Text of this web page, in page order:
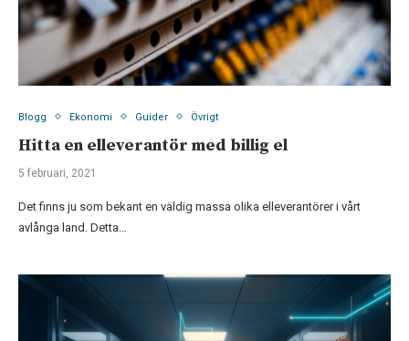
Blogg Ekonomi Guider Övrigt
Hitta en elleverantör med billig el
5 februari, 2021
Det finns ju som bekant en väldig massa olika elleverantörer i vårt
avlånga land. Detta…